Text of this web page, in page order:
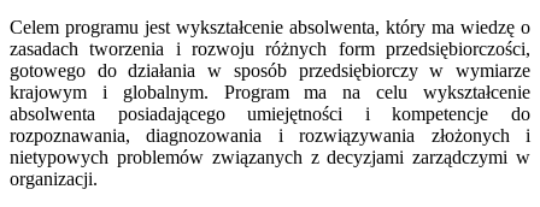
Celem programu jest wykształcenie absolwenta, który ma wiedzę o
zasadach tworzenia i rozwoju różnych form przedsiębiorczości,
gotowego do działania w sposób przedsiębiorczy w wymiarze
krajowym i globalnym. Program ma na celu wykształcenie
absolwenta posiadającego umiejętności i kompetencje do
rozpoznawania, diagnozowania i rozwiązywania złożonych i
nietypowych problemów związanych z decyzjami zarządczymi w
organizacji.